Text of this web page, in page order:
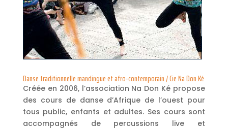
Danse traditionnelle mandingue et afro-contemporain / Cie Na Don Ké
Créée en 2006, l’association Na Don Ké propose
des cours de danse d’Afrique de l’ouest pour
tous public, enfants et adultes. Ses cours sont
accompagnés de percussions live et